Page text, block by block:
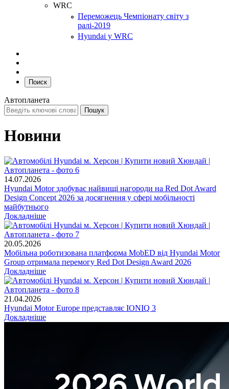
WRC
Переможець Чемпіонату світу з
ралі-2019
Hyundai у WRC
Поиск
Автопланета
Новини
14.07.2026
Hyundai Motor здобуває найвищі нагороди на Red Dot Award
Design Concept 2026 за досягнення у сфері мобільності
майбутнього
Докладніше
20.05.2026
Мобільна роботизована платформа MobED від Hyundai Motor
Group отримала перемогу Red Dot Design Award 2026
Докладніше
21.04.2026
Hyundai Motor Europe представляє IONIQ 3
Докладніше